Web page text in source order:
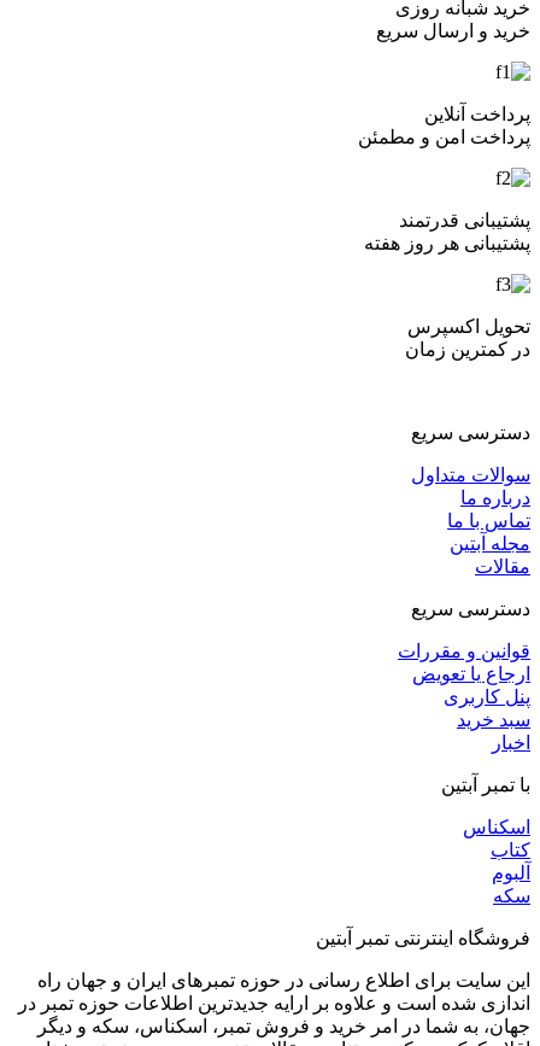
خرید شبانه روزی
خرید و ارسال سریع
پرداخت آنلاین
پرداخت امن و مطمئن
پشتیبانی قدرتمند
پشتیبانی هر روز هفته
تحویل اکسپرس
در کمترین زمان
دسترسی سریع
سوالات متداول
درباره ما
تماس با ما
مجله آبتین
مقالات
دسترسی سریع
قوانین و مقررات
ارجاع یا تعویض
پنل کاربری
سبد خرید
اخبار
با تمبر آبتین
اسکناس
کتاب
آلبوم
سکه
فروشگاه اینترنتی تمبر آبتین
این سایت برای اطلاع رسانی در حوزه تمبرهای ایران و جهان راه
اندازی شده است و علاوه بر ارایه جدیدترین اطلاعات حوزه تمبر در
جهان، به شما در امر خرید و فروش تمبر، اسکناس، سکه و دیگر